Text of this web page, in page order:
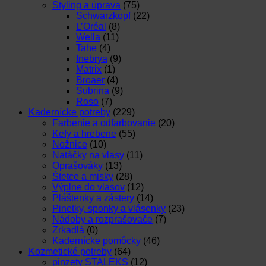
Styling a úprava (75)
Schwarzkopf (22)
L’Oréal (8)
Wella (11)
Tahe (4)
Inebrya (9)
Matrix (1)
Broaer (4)
Subrina (9)
Roso (7)
Kadernícke potreby (229)
Farbenie a odfarbovanie (20)
Kefy a hrebene (55)
Nožnice (10)
Natáčky na vlasy (11)
Oprašováky (13)
Štetce a misky (28)
Výplne do vlasov (12)
Pláštenky a zástery (14)
Pinetky, sponky a vlásenky (23)
Nádoby a rozprašovače (7)
Zrkadlá (0)
Kadernícke pomôcky (46)
Kozmetické potreby (64)
pinzety STALEKS (12)